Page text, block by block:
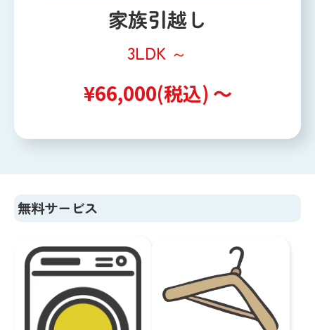
家族引越し
3LDK ～
¥66,000(税込) ～
無料サービス